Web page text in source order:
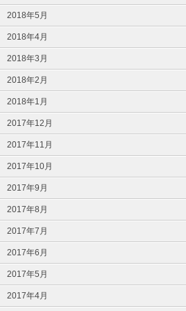
2018年5月
2018年4月
2018年3月
2018年2月
2018年1月
2017年12月
2017年11月
2017年10月
2017年9月
2017年8月
2017年7月
2017年6月
2017年5月
2017年4月